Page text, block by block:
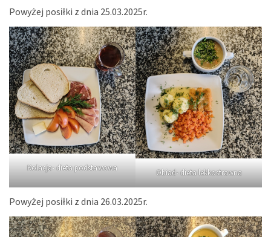
Powyżej posiłki z dnia 25.03.2025r.
Kolacja- dieta podstawowa Obiad- dieta lekkostrawna
Powyżej posiłki z dnia 26.03.2025r.